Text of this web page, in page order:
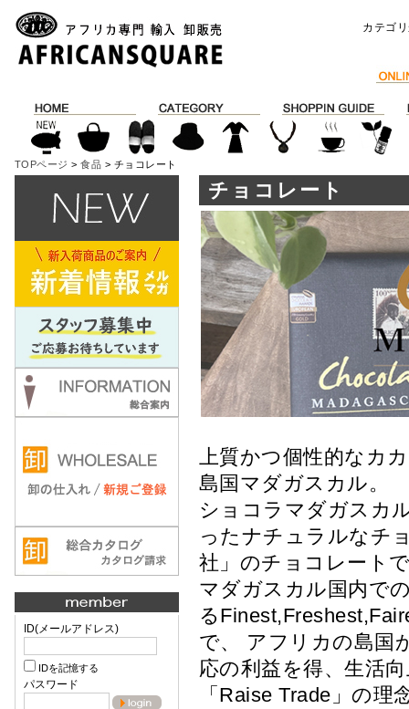
カテゴ
TOPページ >食品 > チョコレート
ID(メールアドレス)
IDを記憶する
パスワード
チョコレート
上質かつ個性的なカ
島国マダガスカル。
ショコラマダガスカ
ったナチュラルなチ
社」のチョコレート
マダガスカル国内で
る
で、 アフリカの島国
応の利益を得、生活
「Raise Trade」の